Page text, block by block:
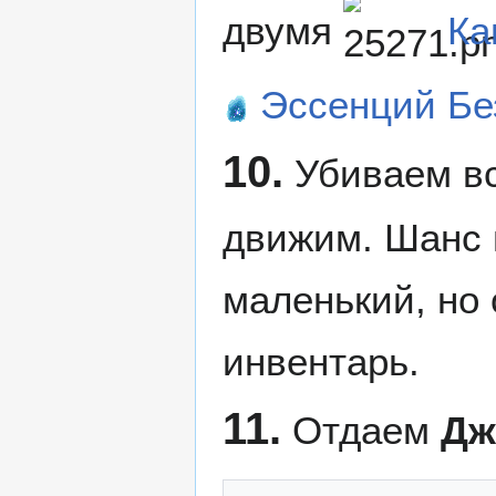
двумя
Эссенций
10. Убиваем
движим. Шанс
маленький, но
инвентарь.
11. Отдаем